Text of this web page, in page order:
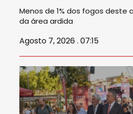
Menos de 1% dos fogos deste
da área ardida
Agosto 7, 2026 . 07:15